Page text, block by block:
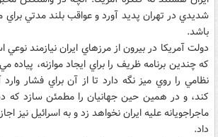
شديدي در تهران پديد آورد و عواقب بلند مدتي براي
باشد.
دولت آمريکا در بيرون از مرزهاي ايران نيازمند نوعي
که چندين برنامه‌ ظريف را براي ايجاد موازنه، پياده
نظامي را روي ميز نگه دارد تا از آن براي فشار وارد
کند، و در همين حين جهانيان را مطمئن سازد که
ماجراجويانه عليه ايران نخواهد زد و به اسرائيل نيز
داد.